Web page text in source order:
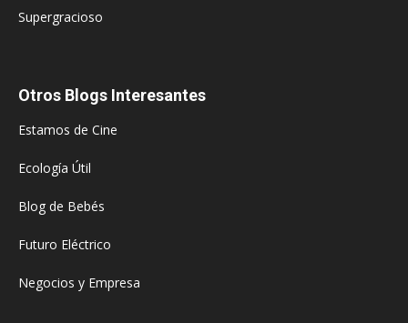
Supergracioso
Otros Blogs Interesantes
Estamos de Cine
Ecología Útil
Blog de Bebés
Futuro Eléctrico
Negocios y Empresa